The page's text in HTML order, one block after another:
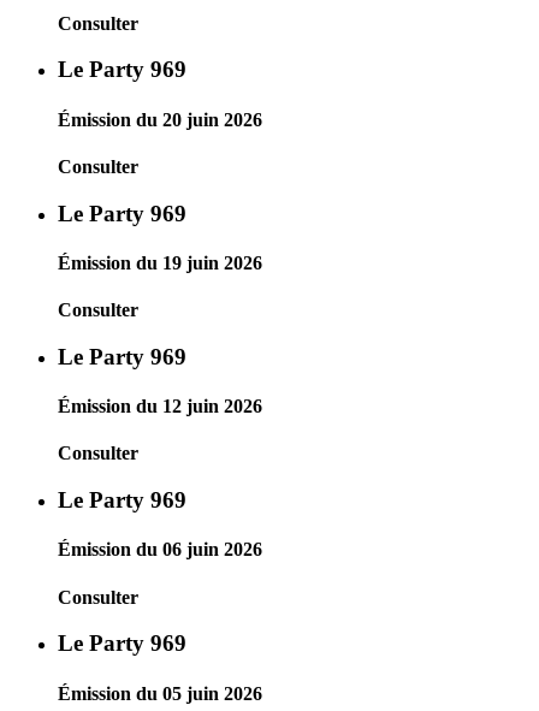
Consulter
Le Party 969
Émission du 20 juin 2026
Consulter
Le Party 969
Émission du 19 juin 2026
Consulter
Le Party 969
Émission du 12 juin 2026
Consulter
Le Party 969
Émission du 06 juin 2026
Consulter
Le Party 969
Émission du 05 juin 2026